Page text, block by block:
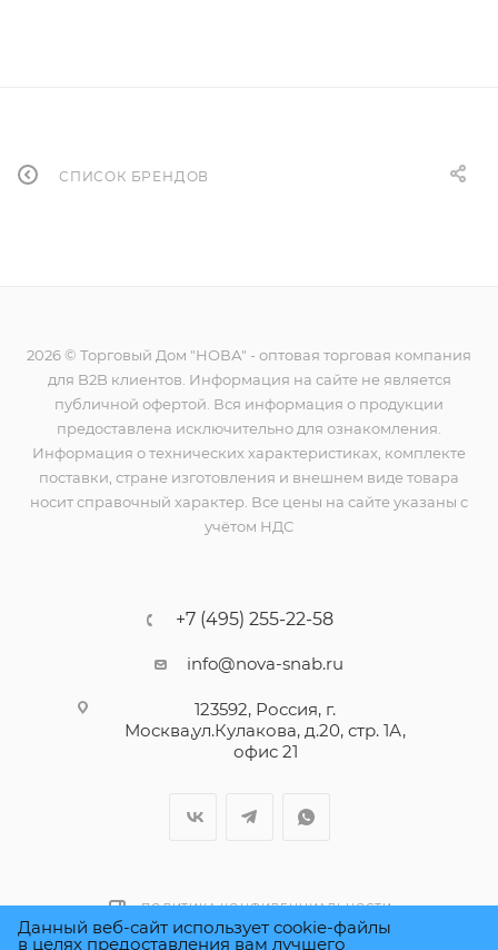
СПИСОК БРЕНДОВ
2026 © Торговый Дом "НОВА" - оптовая торговая компания
для B2B клиентов. Информация на сайте не является
публичной офертой. Вся информация о продукции
предоставлена исключительно для ознакомления.
Информация о технических характеристиках, комплекте
поставки, стране изготовления и внешнем виде товара
носит справочный характер. Все цены на сайте указаны с
учётом НДС
+7 (495) 255-22-58
info@nova-snab.ru
123592, Россия, г.
Москва,ул.Кулакова, д.20, стр. 1А,
офис 21
ПОЛИТИКА КОНФИДЕНЦИАЛЬНОСТИ
Данный веб-сайт использует cookie-файлы
в целях предоставления вам лучшего